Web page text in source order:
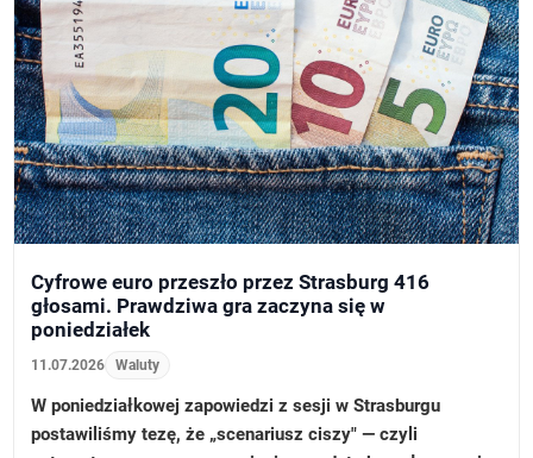
Cyfrowe euro przeszło przez Strasburg 416
głosami. Prawdziwa gra zaczyna się w
poniedziałek
11.07.2026 Waluty
W poniedziałkowej zapowiedzi z sesji w Strasburgu
postawiliśmy tezę, że „scenariusz ciszy" — czyli